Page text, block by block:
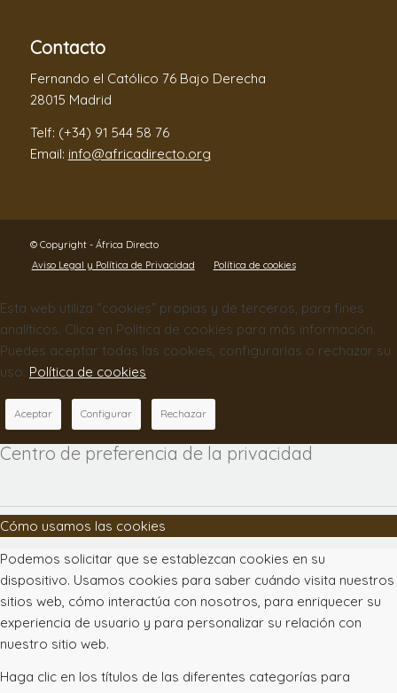
Contacto
Fernando el Católico 76 Bajo Derecha
28015 Madrid
Telf: (+34) 91 544 58 76
Email: info@africadirecto.org
© Copyright - África Directo
Aviso Legal y Política de Privacidad
Política de cookies
Esta web utiliza “cookies” propias y de terceros, para fines
analíticos. Clica en Política de cookies para más información.
Puedes aceptar todas las cookies, configurarlas o rechazar su
uso. Política de cookies
Aceptar Configurar Rechazar
Centro de preferencia de la privacidad
Cómo usamos las cookies
Podemos solicitar que se establezcan cookies en su
dispositivo. Usamos cookies para saber cuándo visita nuestros
sitios web, cómo interactúa con nosotros, para enriquecer su
experiencia de usuario y para personalizar su relación con
nuestro sitio web.
Haga clic en los títulos de las diferentes categorías para